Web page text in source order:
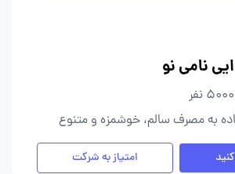
نامی نو
به مصرف سالم، خوشمزه و متنوع
امتیاز به شرکت